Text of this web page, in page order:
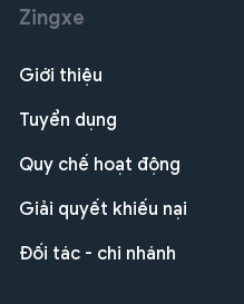
Zingxe
Giới thiệu
Tuyển dụng
Quy chế hoạt động
Giải quyết khiếu nại
Đối tác - chi nhánh